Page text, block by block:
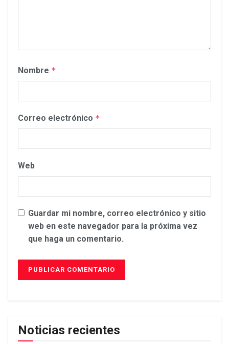
Nombre *
Correo electrónico *
Web
Guardar mi nombre, correo electrónico y sitio
web en este navegador para la próxima vez
que haga un comentario.
Noticias recientes